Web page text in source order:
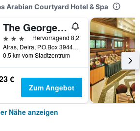
Arabian Courtyard Hotel & Spa
The George Hotel by Saffron Dubai Creek
3 Sterne
Hervorragend 8,2
Alras, Deira, P.O.Box 3944, Deira, Dubai, Vereinigte Arabische Emirate
0,5 km vom Stadtzentrum
€
Zum Angebot
Nähe anzeigen